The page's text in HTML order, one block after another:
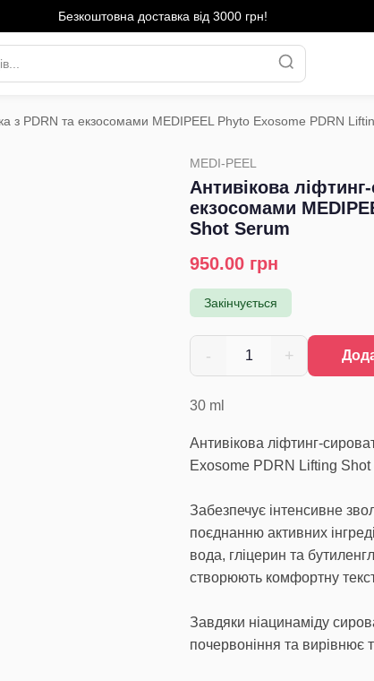
Безкоштовна доставка від 3000 грн!
з PDRN та екзосомами MEDIPEEL Phyto Exosome PDRN
MEDI-PEEL
Антивікова
екзосомами
Shot Serum
950.00 грн
Закінчується
- 1 +
30 ml
Антивікова ліфтинг-
Exosome PDRN Lifting Shot
Забезпечує інтенсивне
поєднанню активних
вода, гліцерин та
створюють комфортну
Завдяки ніацинаміду
почервоніння та вирівнює